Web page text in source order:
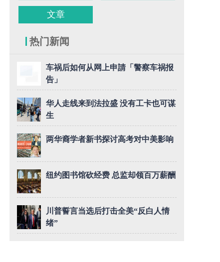
文章
热门新闻
车祸后如何从网上申請「警察车祸报
告」
华人走线来到法拉盛 没有工卡也可谋
生
两华裔学者新书探讨高考对中美影响
纽约图书馆砍经费 总监却领百万薪酬
川普誓言当选后打击全美“反白人情
绪”